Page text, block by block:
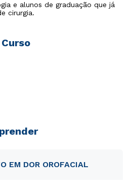
e alunos de graduação que já
cirurgia.
EM DOR OROFACIAL